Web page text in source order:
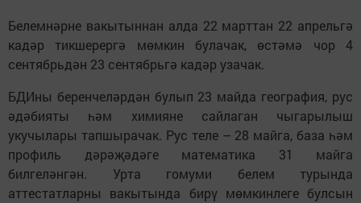
Белемнәрне вакытыннан алда 22 марттан 22 апрельгә
кадәр тикшерергә мөмкин булачак, өстәмә чор 4
сентябрьдән 23 сентябрьгә кадәр узачак.
БДИны беренчеләрдән булып 23 майда география, рус
әдәбияты һәм химияне сайлаган чыгарылыш
укучылары тапшырачак. Рус теле – 28 майга, база һәм
профиль дәрәҗәдәге математика 31 майга
билгеләнгән. Урта гомуми белем турында
аттестатларны вакытында бирү мөмкинлеге булсын